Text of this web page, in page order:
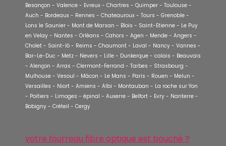
Besançon - Valence - Evreux - Chartres - Quimper - Toulouse -
Auch - Bordeaux - Rennes - Chateauroux - Tours - Grenoble -
Lons le Saunier - Mont de Marsan - Blois - Saint-Etienne - Le Puy
en Velay - Nantes - Orléans - Cahors - Agen - Mende - Angers -
Cholet - Saint-lô - Reims - Chaumont - Laval - Nancy - Vannes -
Bar-Le-Duc - Metz - Nevers - Lille - Dunkerque - calais - Beauvais
- Alençon - Arras - Clermont-Ferrand - Tarbes - Strasbourg -
Mulhouse - Vesoul - Mâcon - Le Mans - Paris - Rouen - Melun -
Versailles - Niort - Amiens - Albi - Montauban - La roche sur Yon
- Poitiers - Limoges - épinal - Auxerre - Belfort - Evry - Nanterre -
Bobigny - Créteil - Cergy
votre fourreau fibre optique est bouché ?